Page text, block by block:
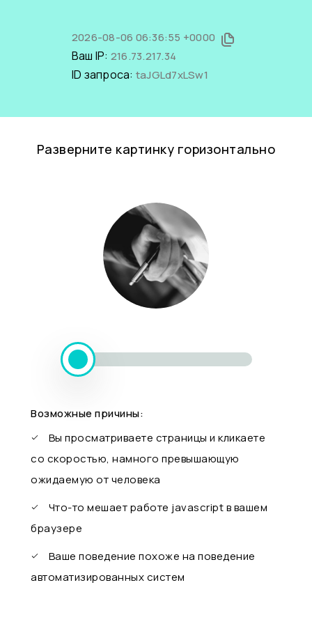
2026-08-06 06:36:55 +0000
Ваш IP: 216.73.217.34
ID запроса: taJGLd7xLSw1
Разверните картинку горизонтально
Возможные причины:
Вы просматриваете страницы и кликаете
со скоростью, намного превышающую
ожидаемую от человека
Что-то мешает работе javascript в вашем
браузере
Ваше поведение похоже на поведение
автоматизированных систем